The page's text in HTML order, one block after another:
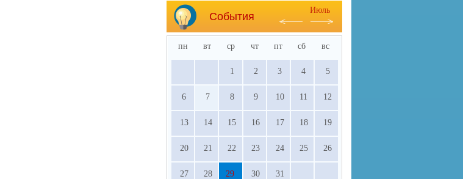
События
Июль
пн вт ср чт пт сб вс
1 2 3 4 5
6 7 8 9 10 11 12
13 14 15 16 17 18 19
20 21 22 23 24 25 26
27 28 29 30 31